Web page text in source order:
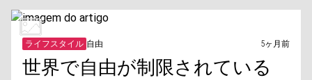
ライフスタイル 自由 5ヶ月前
世界で自由が制限されている